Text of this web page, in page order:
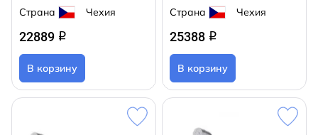
Страна
Чехия
22889 q
В корзину
Страна
Чехия
25388 q
В корзину